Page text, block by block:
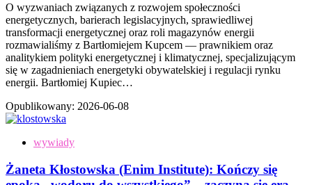
O wyzwaniach związanych z rozwojem społeczności
energetycznych, barierach legislacyjnych, sprawiedliwej
transformacji energetycznej oraz roli magazynów energii
rozmawialiśmy z Bartłomiejem Kupcem — prawnikiem oraz
analitykiem polityki energetycznej i klimatycznej, specjalizującym
się w zagadnieniach energetyki obywatelskiej i regulacji rynku
energii. Bartłomiej Kupiec…
Opublikowany: 2026-06-08
wywiady
Żaneta Kłostowska (Enim Institute): Kończy się